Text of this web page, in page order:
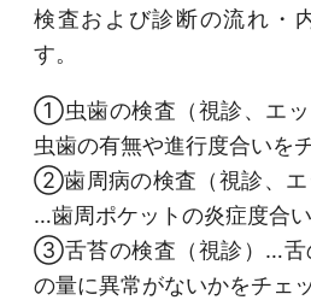
検査および診断の流れ・
す。
①虫歯の検査（視診、エ
虫歯の有無や進行度合いを
②歯周病の検査（視診、エ
…歯周ポケットの炎症度合
③舌苔の検査（視診）…舌
の量に異常がないかをチェ